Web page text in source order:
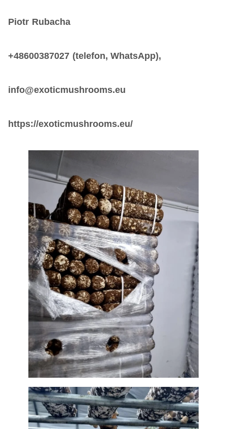
Piotr Rubacha
+48600387027 (telefon, WhatsApp),
info@exoticmushrooms.eu
https://exoticmushrooms.eu/